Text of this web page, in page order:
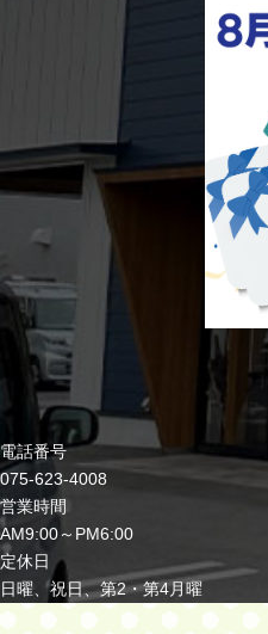
電話番号
075-623-4008
営業時間
AM9:00～PM6:00
定休日
日曜、祝日、第2・第4月曜